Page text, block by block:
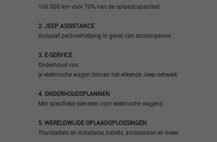
160.000 km voor 70% van de oplaadcapaciteit
2. JEEP ASSISTANCE
Inclusief pechverhelping in geval van stroompanne​
3. E-SERVICE
Onderhoud van
je elektrische wagen binnen het erkende Jeep-netwerk​
4. ONDERHOUDSPLANNEN
Met specifieke diensten voor elektrische wagens​
5. WERELDWIJDE OPLAADOPLOSSINGEN
Thuisladers en installatie, kabels, accessoires en meer​